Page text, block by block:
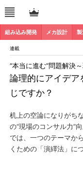
組み込み開発 メカ設計 製
連載
論理的にアイデア
じですか？
“本当に進む”問題解決
机上の空論になりがち
の“現場のコンサル力”
では、一つのテーマか
くための「演繹法」に